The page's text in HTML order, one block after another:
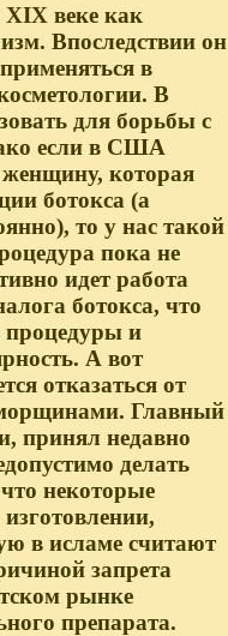
веке как
Впоследствии он
в
В
для борьбы с
если в США
женщину, которая
ботокса (а
то у нас такой
пока не
идет работа
ботокса, что
процедуры и
А вот
отказаться от
Главный
принял недавно
делать
некоторые
в исламе считают
запрета
рынке
препарата.